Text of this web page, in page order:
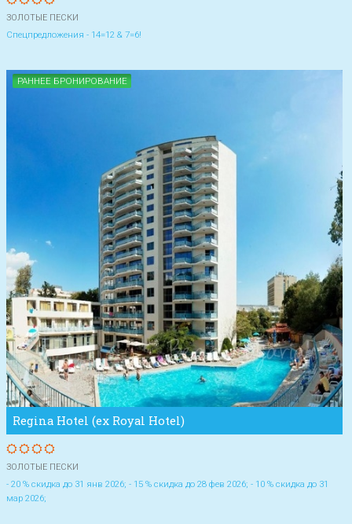
ЗОЛОТЫЕ ПЕСКИ
Спецпредложения - 14=12 & 7=6!
РАННЕЕ БРОНИРОВАНИЕ
Regina Hotel (ex Royal Hotel)
ЗОЛОТЫЕ ПЕСКИ
- 20 % скидка до 31 янв 2026; - 15 % скидка до 28 фев 2026; - 10 % скидка до 31
мар 2026;